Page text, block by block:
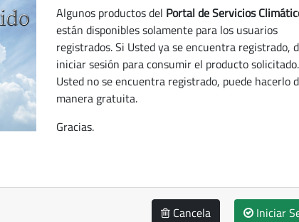
Algunos productos del Portal de Servicios
están disponibles solamente para los usuarios
registrados. Si Usted ya se encuentra registrado,
iniciar sesión para consumir el producto
Usted no se encuentra registrado, puede hacerlo
manera gratuita.
Gracias.
Cancela Iniciar